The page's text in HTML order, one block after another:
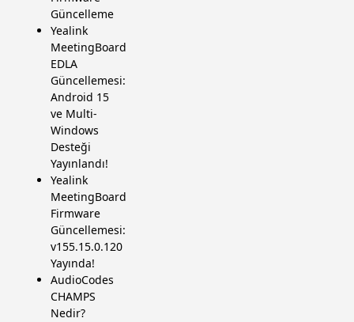
Güncelleme
Yealink
MeetingBoard
EDLA
Güncellemesi:
Android 15
ve Multi-
Windows
Desteği
Yayınlandı!
Yealink
MeetingBoard
Firmware
Güncellemesi:
v155.15.0.120
Yayında!
AudioCodes
CHAMPS
Nedir?